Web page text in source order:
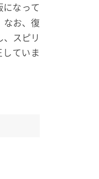
なって
なお、復
スピリ
ていま